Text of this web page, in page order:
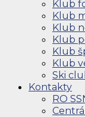
Klub
Klub
Klub
Klub
Klub
Klub
Ski
Kontakty
RO